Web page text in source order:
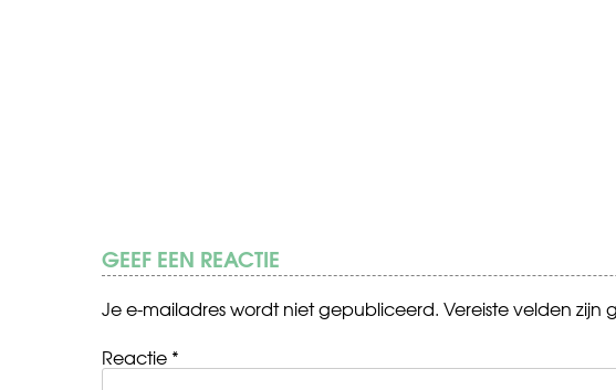
GEEF EEN REACTIE
Je e-mailadres wordt niet gepubliceerd. Vereiste velden zijn
Reactie *